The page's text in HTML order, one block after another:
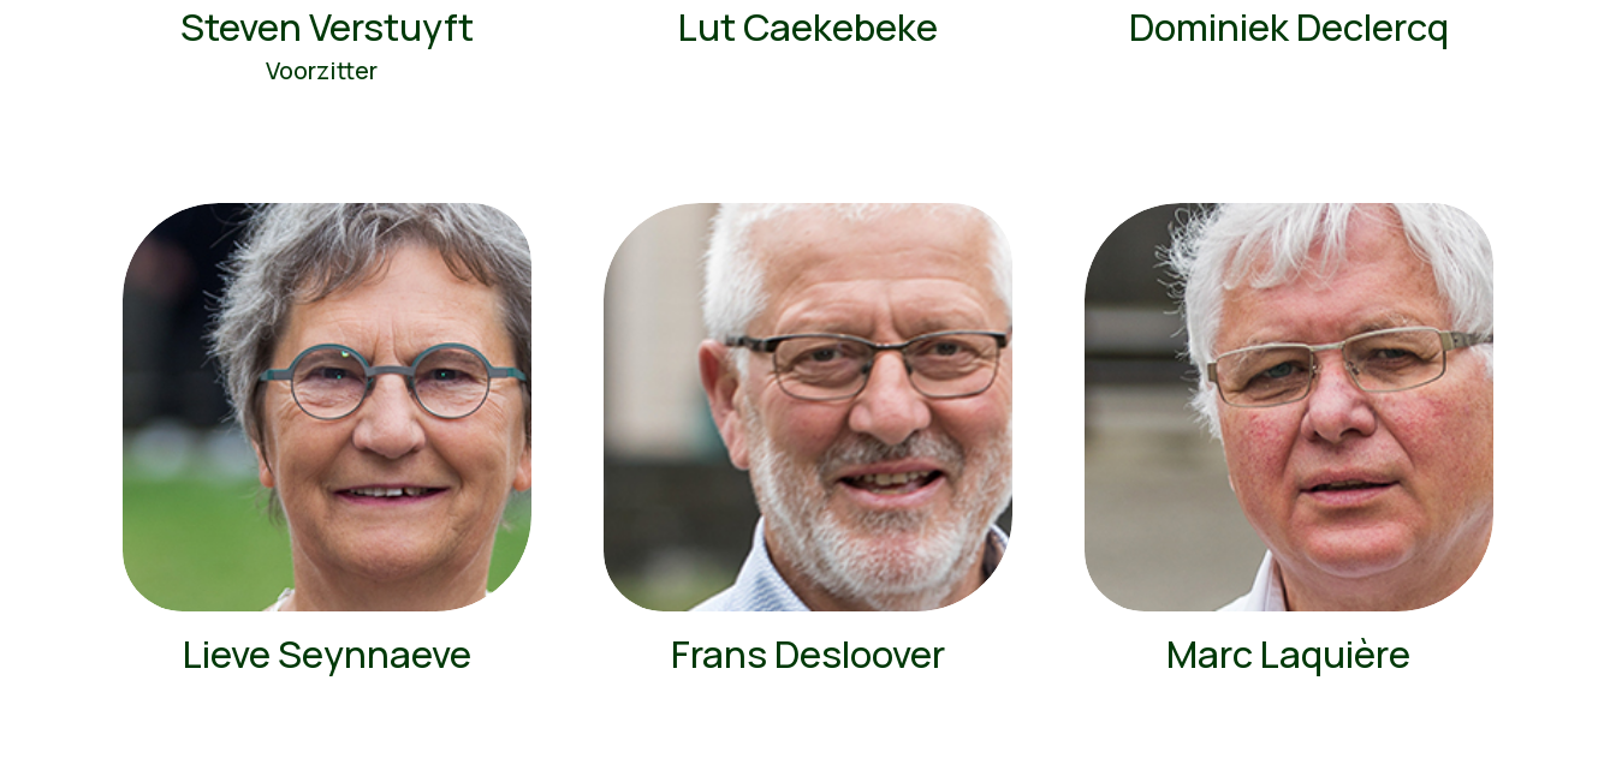
Steven Verstuyft
Voorzitter
Lut Caekebeke Dominiek Declercq
Lieve Seynnaeve Frans Desloover Marc Laquière